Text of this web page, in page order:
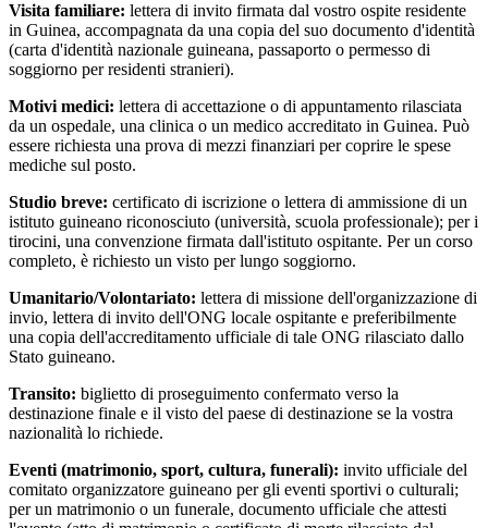
Visita familiare: lettera di invito firmata dal vostro ospite residente
in Guinea, accompagnata da una copia del suo documento d'identità
(carta d'identità nazionale guineana, passaporto o permesso di
soggiorno per residenti stranieri).
Motivi medici: lettera di accettazione o di appuntamento rilasciata
da un ospedale, una clinica o un medico accreditato in Guinea. Può
essere richiesta una prova di mezzi finanziari per coprire le spese
mediche sul posto.
Studio breve: certificato di iscrizione o lettera di ammissione di un
istituto guineano riconosciuto (università, scuola professionale); per i
tirocini, una convenzione firmata dall'istituto ospitante. Per un corso
completo, è richiesto un visto per lungo soggiorno.
Umanitario/Volontariato: lettera di missione dell'organizzazione di
invio, lettera di invito dell'ONG locale ospitante e preferibilmente
una copia dell'accreditamento ufficiale di tale ONG rilasciato dallo
Stato guineano.
Transito: biglietto di proseguimento confermato verso la
destinazione finale e il visto del paese di destinazione se la vostra
nazionalità lo richiede.
Eventi (matrimonio, sport, cultura, funerali): invito ufficiale del
comitato organizzatore guineano per gli eventi sportivi o culturali;
per un matrimonio o un funerale, documento ufficiale che attesti